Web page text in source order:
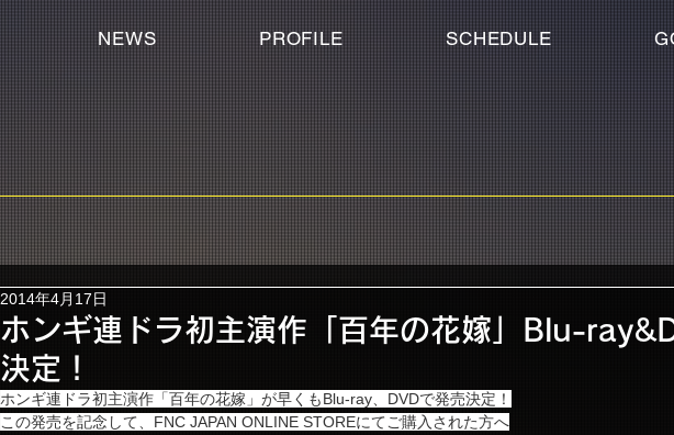
NEWS PROFILE SCHEDULE
ホンギ連ドラ初主演作「百年の花嫁」Blu-
決定！
2014年4月17日
ホンギ連ドラ初主演作「百年の花嫁」が早くもBlu-ray、DVDで発売決定！
この発売を記念して、FNC JAPAN ONLINE STOREにてご購入された方へ